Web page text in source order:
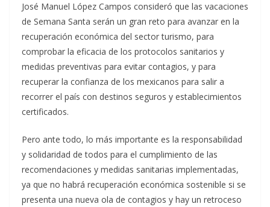
José Manuel López Campos consideró que las vacaciones
de Semana Santa serán un gran reto para avanzar en la
recuperación económica del sector turismo, para
comprobar la eficacia de los protocolos sanitarios y
medidas preventivas para evitar contagios, y para
recuperar la confianza de los mexicanos para salir a
recorrer el país con destinos seguros y establecimientos
certificados.
Pero ante todo, lo más importante es la responsabilidad
y solidaridad de todos para el cumplimiento de las
recomendaciones y medidas sanitarias implementadas,
ya que no habrá recuperación económica sostenible si se
presenta una nueva ola de contagios y hay un retroceso